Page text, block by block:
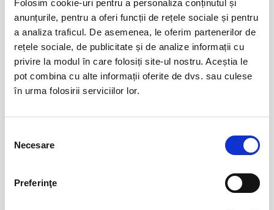
Folosim cookie-uri pentru a personaliza conținutul și
anunțurile, pentru a oferi funcții de rețele sociale și pentru
a analiza traficul. De asemenea, le oferim partenerilor de
rețele sociale, de publicitate și de analize informații cu
privire la modul în care folosiți site-ul nostru. Aceștia le
pot combina cu alte informații oferite de dvs. sau culese
în urma folosirii serviciilor lor.
consimțământului
Necesare
Preferinţe
Marc Euvrie - Nomadic Piano & Cello
Vlaha
BILETE
12
FESTOBAL
12
sept